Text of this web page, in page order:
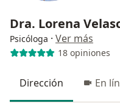
Dra. Lorena
Psicóloga · Ver más
18 opiniones
Dirección En